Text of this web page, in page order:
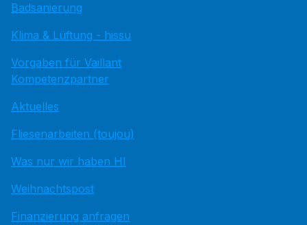
Badsanierung
Klima & Lüftung - hissu
Vorgaben für Vaillant
Kompetenzpartner
Aktuelles
Fliesenarbeiten (toujou)
Was nur wir haben HI
Weihnachtspost
Finanzierung anfragen